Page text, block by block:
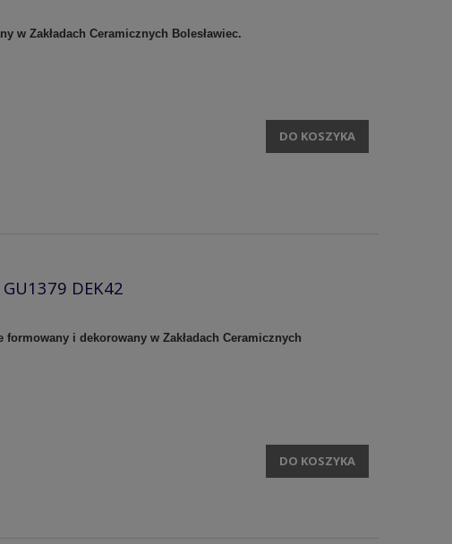
w Zakładach Ceramicznych Bolesławiec.
DO KOSZYKA
DEK42
i dekorowany w Zakładach Ceramicznych
DO KOSZYKA